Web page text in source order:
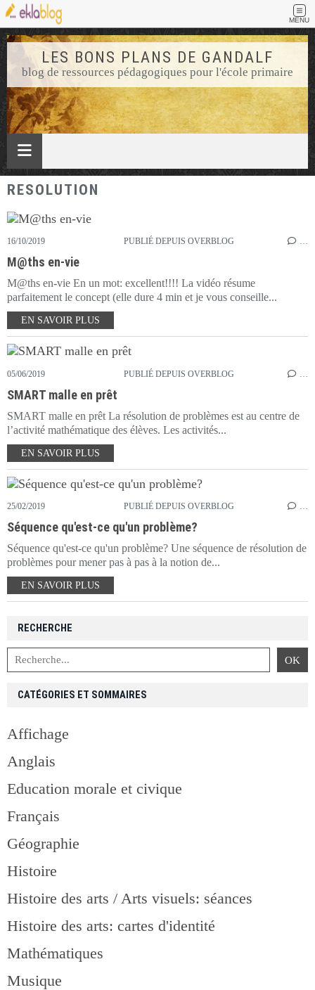
MENU
LES BONS PLANS DE GANDALF
blog de ressources pédagogiques pour l'école primaire
RESOLUTION
16/10/2019 PUBLIÉ DEPUIS OVERBLOG …
M@ths en-vie
M@ths en-vie En un mot: excellent!!!! La vidéo résume
parfaitement le concept (elle dure 4 min et je vous conseille...
EN SAVOIR PLUS
05/06/2019 PUBLIÉ DEPUIS OVERBLOG
SMART malle en prêt
SMART malle en prêt La résolution de problèmes est au centre de
l’activité mathématique des élèves. Les activités...
EN SAVOIR PLUS
25/02/2019 PUBLIÉ DEPUIS OVERBLOG …
Séquence qu'est-ce qu'un problème?
Séquence qu'est-ce qu'un problème? Une séquence de résolution de
problèmes pour mener pas à pas à la notion de...
EN SAVOIR PLUS
RECHERCHE
CATÉGORIES ET SOMMAIRES
Affichage
Anglais
Education morale et civique
Français
Géographie
Histoire
Histoire des arts / Arts visuels: séances
Histoire des arts: cartes d'identité
Mathématiques
Musique